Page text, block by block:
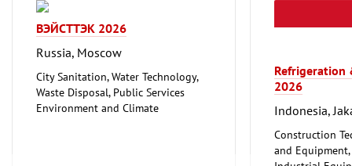
Mechanical
ВЭЙСТТЭК 2026
Russia, Moscow
City Sanitation, Water Technology,
Waste Disposal, Public Services
Environment and Climate
Refrigeration
2026
Indonesia,
Construction
and